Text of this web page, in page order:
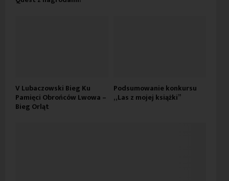
V Lubaczowski Bieg Ku
Pamięci Obrońców Lwowa –
Bieg Orląt
Podsumowanie konkursu
„Las z mojej książki”